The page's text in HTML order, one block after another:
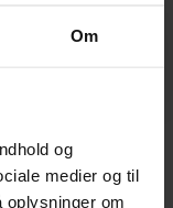
Om
og
medier og til
om